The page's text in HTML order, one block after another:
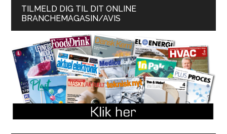
TILMELD DIG TIL DIT ONLINE
BRANCHEMAGASIN/AVIS